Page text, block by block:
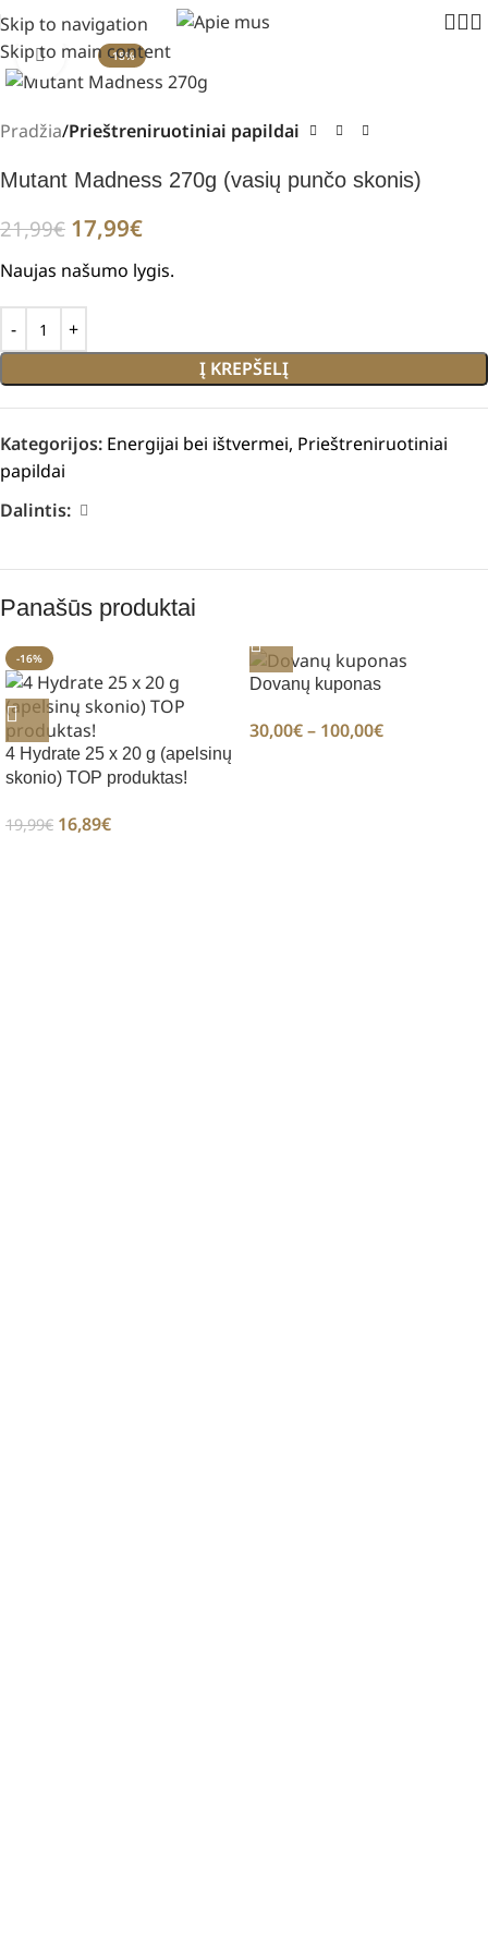
Skip to navigation
Skip to main content
Nemokamas pristatymas nuo 39 eur
-18%
Padidinti
Pradžia Prieštreniruotiniai papildai
Mutant Madness 270g (vasių punčo skonis)
21,99€ 17,99€
Naujas našumo lygis.
Į KREPŠELĮ
Kategorijos: Energijai bei ištvermei, Prieštreniruotiniai
papildai
Dalintis:
Panašūs produktai
-16%
4 Hydrate 25 x 20 g (apelsinų
skonio) TOP produktas!
19,99€ 16,89€
Dovanų kuponas
30,00€– 100,00€